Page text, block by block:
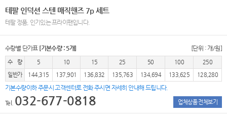
테팔 인덕션 스텐 매직핸즈 7p 세트
테팔 정품, 인기있는 프라이팬입니다.
수량별 단가표 [기본수량 : 5개] [단위 : 개/원]
수 량 5 10 15 25 50 100
250
일반가
144,315 137,901 136,832 135,763 134,694 133,625 128,280
기본수량이하 주문시 고객센터로 전화 주시면 자세히 안내해 드립니다.
Tel. 032-677-0818 업체상품 전체보기